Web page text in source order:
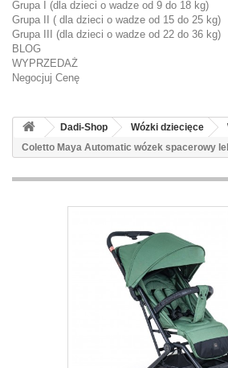
Grupa I (dla dzieci o wadze od 9 do 18 kg)
Grupa II ( dla dzieci o wadze od 15 do 25 kg)
Grupa III (dla dzieci o wadze od 22 do 36 kg)
BLOG
WYPRZEDAŻ
Negocjuj Cenę
Dadi-Shop Wózki dziecięce
Coletto Maya Automatic wózek spacerowy